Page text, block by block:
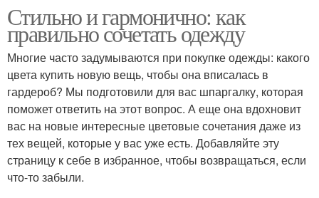
Стильно и гармонично: как
правильно сочетать одежду
Многие часто задумываются при покупке одежды: какого
цвета купить новую вещь, чтобы она вписалась в
гардероб? Мы подготовили для вас шпаргалку, которая
поможет ответить на этот вопрос. А еще она вдохновит
вас на новые интересные цветовые сочетания даже из
тех вещей, которые у вас уже есть. Добавляйте эту
страницу к себе в избранное, чтобы возвращаться, если
что-то забыли.